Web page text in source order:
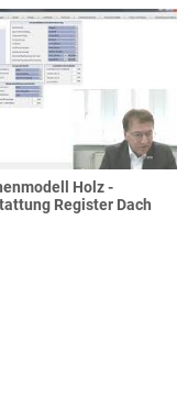
Holz -
Register Dach